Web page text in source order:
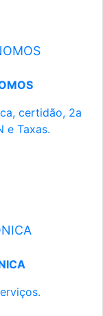
certidão, 2a
e Taxas.